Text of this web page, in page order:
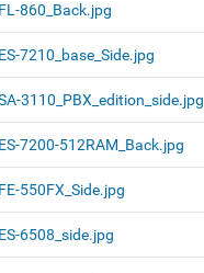
860_Back.jpg
7210_base_Side.jpg
3110_PBX_edition_side.jpg
7200-512RAM_Back.jpg
550FX_Side.jpg
6508_side.jpg